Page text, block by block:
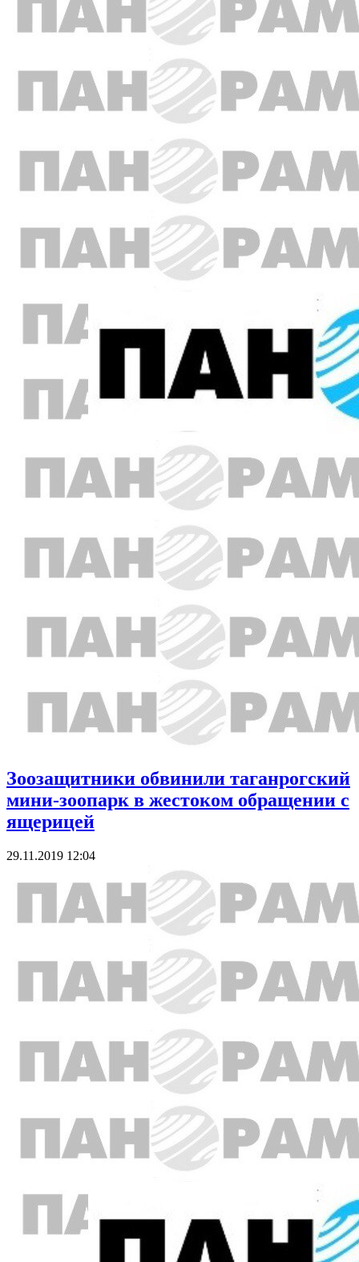
Зоозащитники обвинили таганрогский
мини-зоопарк в жестоком обращении с
ящерицей
29.11.2019 12:04